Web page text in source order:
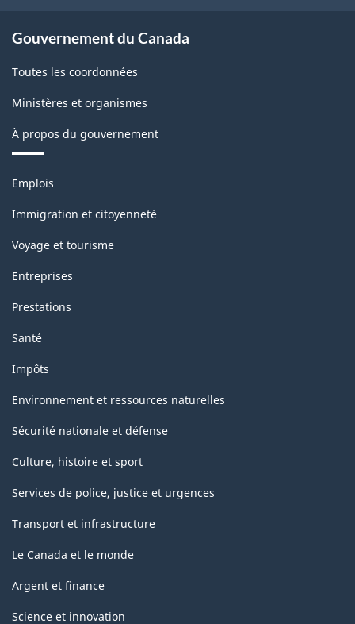
Gouvernement du Canada
Toutes les coordonnées
Ministères et organismes
À propos du gouvernement
Thèmes
sujets
Emplois
Immigration et citoyenneté
Voyage et tourisme
Entreprises
Prestations
Santé
Impôts
Environnement et ressources naturelles
Sécurité nationale et défense
Culture, histoire et sport
Services de police, justice et urgences
Transport et infrastructure
Le Canada et le monde
Argent et finance
Science et innovation